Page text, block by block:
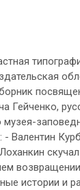
Гейченко,
музея-
Валентин
истории и